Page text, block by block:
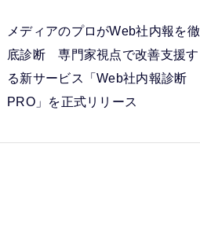
メディアのプロがWeb社内報を徹
底診断 専門家視点で改善支援す
る新サービス「Web社内報診断
PRO」を正式リリース